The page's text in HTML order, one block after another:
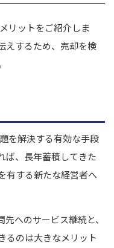
リットをご紹介しま
えするため、売却を検
を解決する有効な手段
ば、長年蓄積してきた
有する新たな経営者へ
へのサービス継続と、
るのは大きなメリット